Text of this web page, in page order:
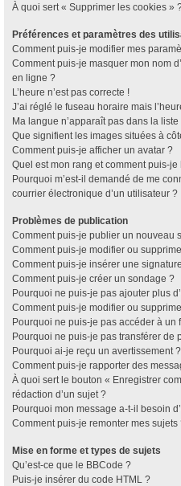
À quoi sert « Supprimer les cookies »
Préférences et paramètres des
Comment puis-je modifier mes
Comment puis-je masquer mon nom
en ligne ?
L’heure n’est pas correcte !
J’ai réglé le fuseau horaire mais
Ma langue n’apparaît pas dans la liste
Que signifient les images situées à
Comment puis-je afficher un avatar ?
Quel est mon rang et comment puis-je
Pourquoi m’est-il demandé de me
courrier électronique d’un utilisateur ?
Problèmes de publication
Comment puis-je publier un nouveau
Comment puis-je modifier ou
Comment puis-je insérer une
Comment puis-je créer un sondage ?
Pourquoi ne puis-je pas ajouter plus
Comment puis-je modifier ou
Pourquoi ne puis-je pas accéder à un
Pourquoi ne puis-je pas transférer de
Pourquoi ai-je reçu un avertissement ?
Comment puis-je rapporter des
À quoi sert le bouton « Enregistrer
rédaction d’un sujet ?
Pourquoi mon message a-t-il besoin
Comment puis-je remonter mes sujets
Mise en forme et types de sujets
Qu’est-ce que le BBCode ?
Puis-je insérer du code HTML ?